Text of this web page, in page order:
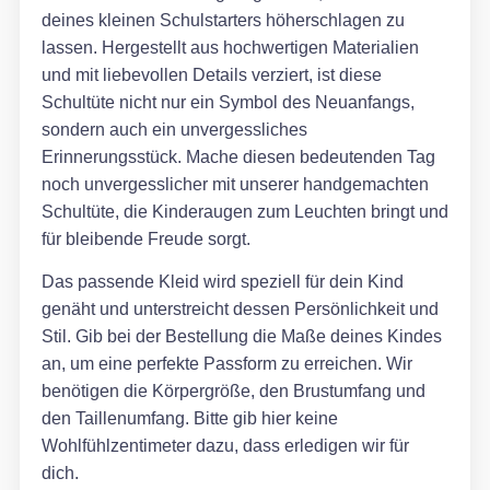
deines kleinen Schulstarters höherschlagen zu
lassen. Hergestellt aus hochwertigen Materialien
und mit liebevollen Details verziert, ist diese
Schultüte nicht nur ein Symbol des Neuanfangs,
sondern auch ein unvergessliches
Erinnerungsstück. Mache diesen bedeutenden Tag
noch unvergesslicher mit unserer handgemachten
Schultüte, die Kinderaugen zum Leuchten bringt und
für bleibende Freude sorgt.
Das passende Kleid wird speziell für dein Kind
genäht und unterstreicht dessen Persönlichkeit und
Stil. Gib bei der Bestellung die Maße deines Kindes
an, um eine perfekte Passform zu erreichen. Wir
benötigen die Körpergröße, den Brustumfang und
den Taillenumfang. Bitte gib hier keine
Wohlfühlzentimeter dazu, dass erledigen wir für
dich.